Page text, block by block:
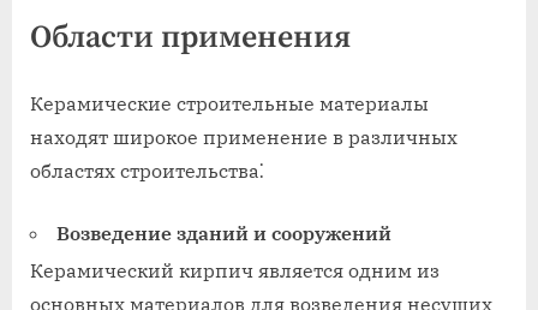
Области применения
Керамические строительные материалы
находят широкое применение в различных
областях строительства⁚
Возведение зданий и сооружений
Керамический кирпич является одним из
основных материалов для возведения несущих